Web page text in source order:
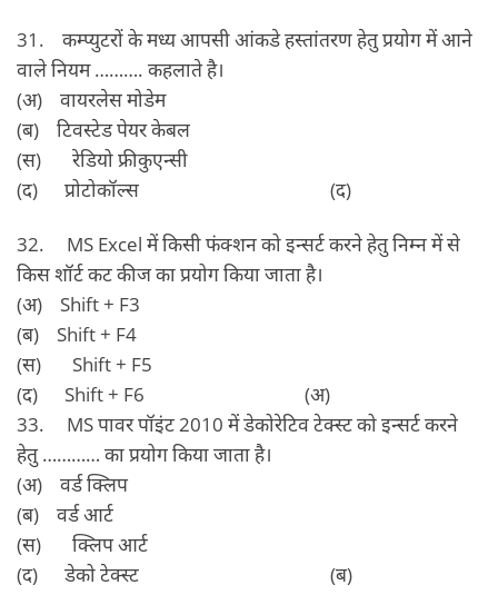
31. कम्‍प्‍युटरों के मध्‍य आपसी आंकडे हस्तांतरण हेतु प्रयोग में आने
वाले नियम ………. कहलाते है।
(अ) वायरलेस मोडेम
(ब) टिवस्‍टेड पेयर केबल
(स) रेडियो फ्रीकुएन्‍सी
(द) प्रोटोकॉल्‍स (द)
32. MS Excel में किसी फंक्‍शन को इन्‍सर्ट करने हेतु निम्‍न में से
किस शॉर्ट कट कीज का प्रयोग किया जाता है।
(अ) Shift + F3
(ब) Shift + F4
(स) Shift + F5
(द) Shift + F6 (अ)
33. MS पावर पॉइंट 2010 में डेकोरेटिव टेक्‍स्‍ट को इन्‍सर्ट करने
हेतु ………… का प्रयोग किया जाता है।
(अ) वर्ड क्लिप
(ब) वर्ड आर्ट
(स) क्लिप आर्ट
(द) डेको टेक्‍स्‍ट (ब)